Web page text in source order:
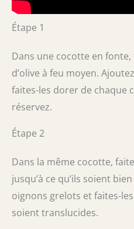
Étape 1
Dans une cocotte en fonte,
d’olive à feu moyen.
faites-les dorer de chaque
réservez.
Étape 2
Dans la même cocotte,
jusqu’à ce qu’ils soient
oignons grelots et faites-les
soient translucides.